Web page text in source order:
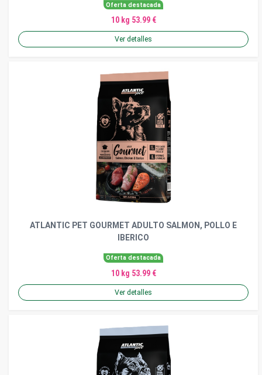
Oferta destacada
10 kg 53.99 €
Ver detalles
ATLANTIC PET GOURMET ADULTO SALMON, POLLO E
IBERICO
Oferta destacada
10 kg 53.99 €
Ver detalles